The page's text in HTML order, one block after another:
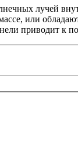
лучей
или
приводит к